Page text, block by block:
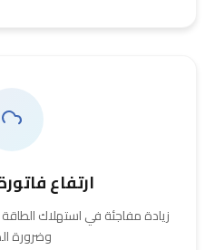
ارتفاع
زيادة مفاجئة في استهلاك
وضرورة